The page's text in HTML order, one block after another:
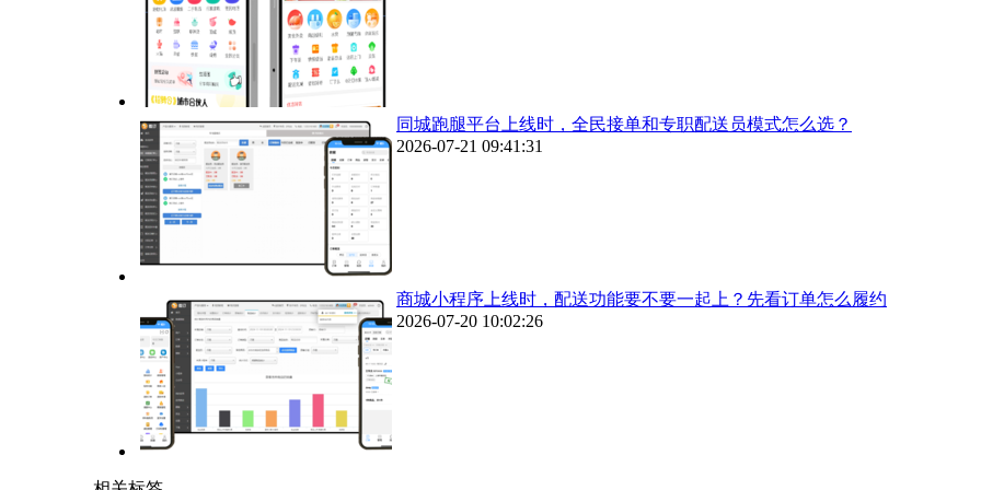
同城跑腿平台上线时，全民接单和专职配送员模式怎么选？
2026-07-21 09:41:31
商城小程序上线时，配送功能要不要一起上？先看订单怎么履约
2026-07-20 10:02:26